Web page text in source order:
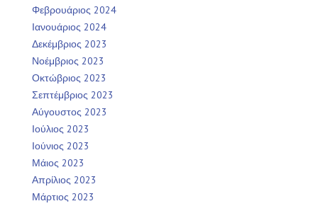
Φεβρουάριος 2024
Ιανουάριος 2024
Δεκέμβριος 2023
Νοέμβριος 2023
Οκτώβριος 2023
Σεπτέμβριος 2023
Αύγουστος 2023
Ιούλιος 2023
Ιούνιος 2023
Μάιος 2023
Απρίλιος 2023
Μάρτιος 2023